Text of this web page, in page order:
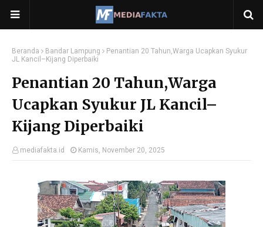
Beranda Bandar Lampung
Penantian 20 Tahun,Warga Ucapkan Syukur
JL Kancil–Kijang Diperbaiki
Penantian 20 Tahun,Warga
Ucapkan Syukur JL Kancil–
Kijang Diperbaiki
mediafakta.id Kamis, November 20, 2025